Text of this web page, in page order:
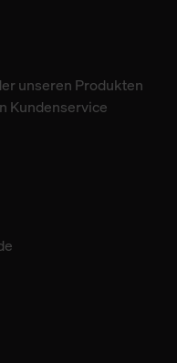
unseren Produkten
Kundenservice